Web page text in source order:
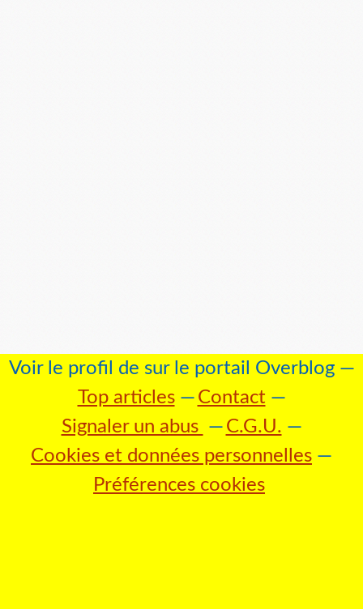
Voir le profil de sur le portail Overblog
Top articles
Contact
Signaler un abus
C.G.U.
Cookies et données personnelles
Préférences cookies